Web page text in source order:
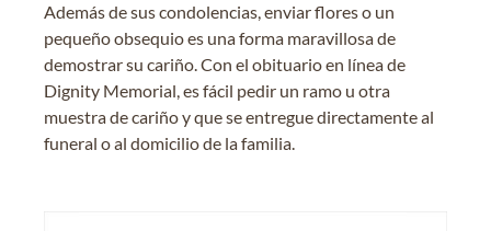
Además de sus condolencias, enviar flores o un
pequeño obsequio es una forma maravillosa de
demostrar su cariño. Con el obituario en línea de
Dignity Memorial, es fácil pedir un ramo u otra
muestra de cariño y que se entregue directamente al
funeral o al domicilio de la familia.